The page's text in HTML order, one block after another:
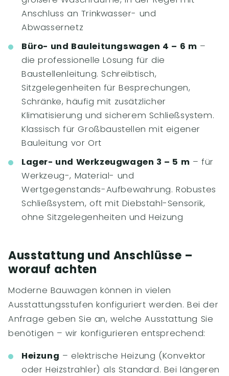
Anschluss an Trinkwasser- und
Abwassernetz
Büro- und Bauleitungswagen 4 – 6 m –
die professionelle Lösung für die
Baustellenleitung. Schreibtisch,
Sitzgelegenheiten für Besprechungen,
Schränke, häufig mit zusätzlicher
Klimatisierung und sicherem Schließsystem.
Klassisch für Großbaustellen mit eigener
Bauleitung vor Ort
Lager- und Werkzeugwagen 3 – 5 m – für
Werkzeug-, Material- und
Wertgegenstands-Aufbewahrung. Robustes
Schließsystem, oft mit Diebstahl-Sensorik,
ohne Sitzgelegenheiten und Heizung
Ausstattung und Anschlüsse –
worauf achten
Moderne Bauwagen können in vielen
Ausstattungsstufen konfiguriert werden. Bei der
Anfrage geben Sie an, welche Ausstattung Sie
benötigen – wir konfigurieren entsprechend:
Heizung – elektrische Heizung (Konvektor
oder Heizstrahler) als Standard. Bei längeren